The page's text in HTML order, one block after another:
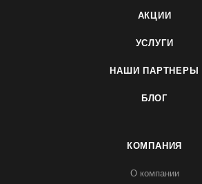
АКЦИИ
УСЛУГИ
НАШИ ПАРТНЕРЫ
БЛОГ
КОМПАНИЯ
О компании